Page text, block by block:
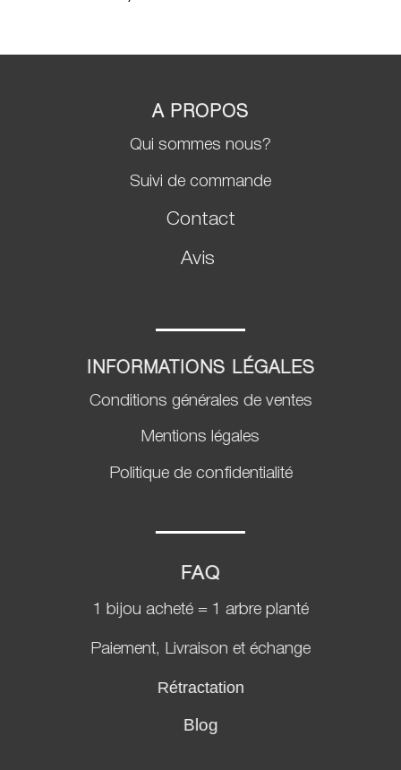
A PROPOS
Qui sommes nous?
Suivi de commande
Contact
Avis
INFORMATIONS LÉGALES
Conditions générales de ventes
Mentions légales
Politique de confidentialité
FAQ
1 bijou acheté = 1 arbre planté
Paiement, Livraison et échange
Rétractation
Blog